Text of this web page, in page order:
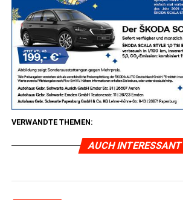
VERWANDTE THEMEN:
AUCH INTERESSANT